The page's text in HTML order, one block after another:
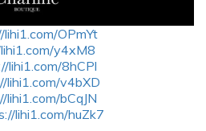
OPmYt
y4xM8
lihi1.com/8hCPl
lihi1.com/v4bXD
lihi1.com/bCqJN
lihi1.com/huZk7